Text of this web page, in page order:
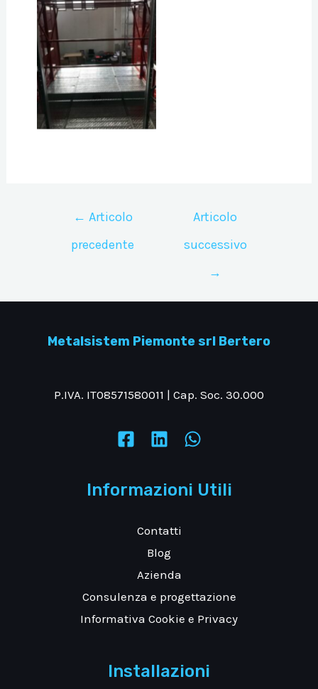
No Caption
Navigazione
← Articolo
precedente
Articolo
successivo
→
Metalsistem Piemonte srl Bertero
P.IVA. IT08571580011 | Cap. Soc. 30.000
Informazioni Utili
Contatti
Blog
Azienda
Consulenza e progettazione
Informativa Cookie e Privacy
Installazioni